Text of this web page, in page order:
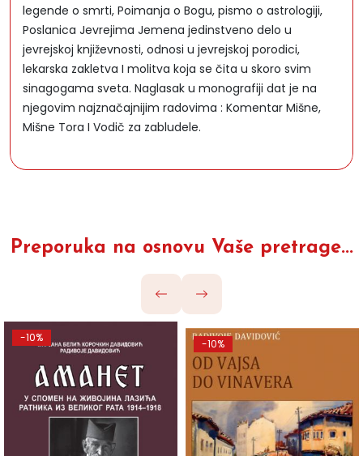
legende o smrti, Poimanja o Bogu, pismo o astrologiji,
Poslanica Jevrejima Jemena jedinstveno delo u
jevrejskoj književnosti, odnosi u jevrejskoj porodici,
lekarska zakletva I molitva koja se čita u skoro svim
sinagogama sveta. Naglasak u monografiji dat je na
njegovim najznačajnijim radovima : Komentar Mišne,
Mišne Tora I Vodič za zabludele.
Preporuka na osnovu Vaše pretrage...
-10% -10%